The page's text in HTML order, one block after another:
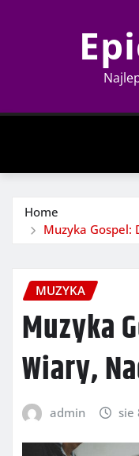
Home
Muzyka Gospel:
MUZYKA
Muzyka
Wiary,
admin sie